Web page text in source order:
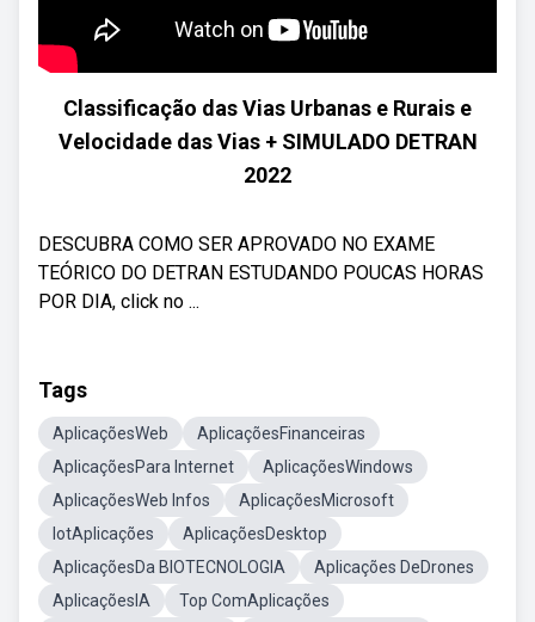
Classificação das Vias Urbanas e Rurais e
Velocidade das Vias + SIMULADO DETRAN
2022
DESCUBRA COMO SER APROVADO NO EXAME
TEÓRICO DO DETRAN ESTUDANDO POUCAS HORAS
POR DIA, click no ...
Tags
AplicaçõesWeb
AplicaçõesFinanceiras
AplicaçõesPara Internet
AplicaçõesWindows
AplicaçõesWeb Infos
AplicaçõesMicrosoft
IotAplicações
AplicaçõesDesktop
AplicaçõesDa BIOTECNOLOGIA
Aplicações DeDrones
AplicaçõesIA
Top ComAplicações